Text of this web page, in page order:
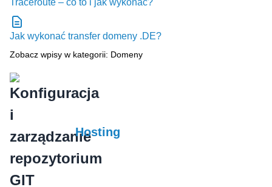
Jak wykonać transfer domeny .DE?
Zobacz wpisy w kategorii: Domeny
Hosting